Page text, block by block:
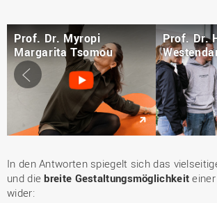
Slider
←
Prof. Dr. Myropi
Margarita Tsomou
Prof. Dr.
In den Antworten spiegelt sich das
und diebreite Gestaltungsmöglichkeit
wider: